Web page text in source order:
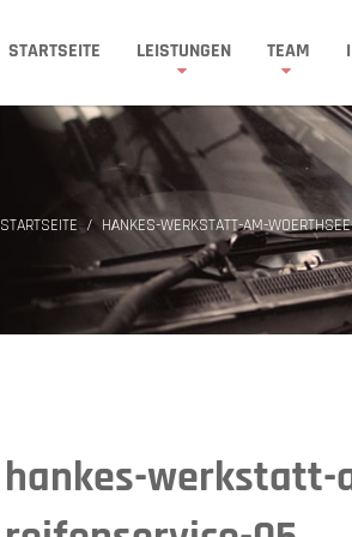
STARTSEITE LEISTUNGEN TEAM
STARTSEITE HANKES-WERKSTATT-AM-
hankes-werkstatt-